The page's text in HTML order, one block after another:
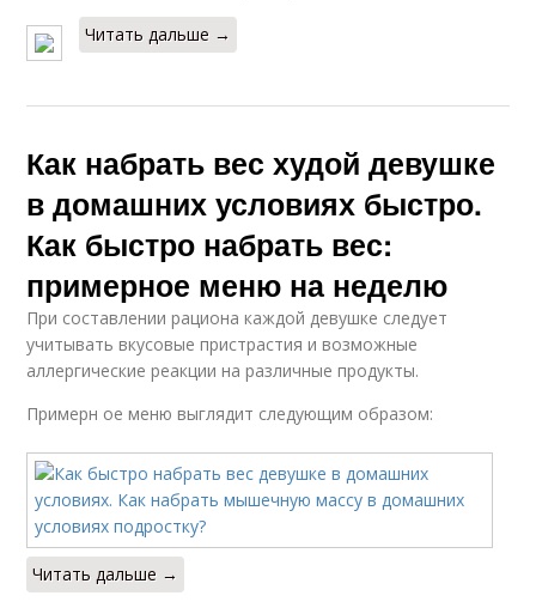
Читать дальше →
Как набрать вес худой девушке
в домашних условиях быстро.
Как быстро набрать вес:
примерное меню на неделю
При составлении рациона каждой девушке следует
учитывать вкусовые пристрастия и возможные
аллергические реакции на различные продукты.
Примерн ое меню выглядит следующим образом:
Читать дальше →